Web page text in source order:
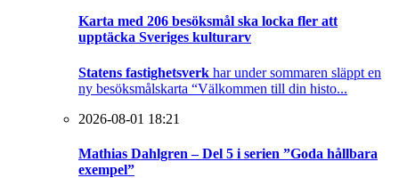
Karta med 206 besöksmål ska locka fler att
upptäcka Sveriges kulturarv
Statens fastighetsverk har under sommaren släppt en
ny besöksmålskarta “Välkommen till din histo...
2026-08-01 18:21
Mathias Dahlgren – Del 5 i serien ”Goda hållbara
exempel”